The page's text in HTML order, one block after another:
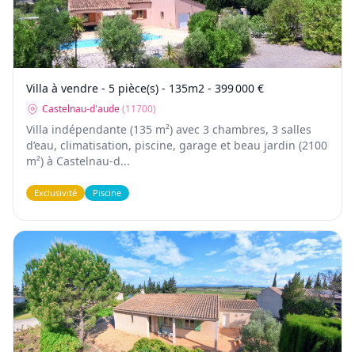
Villa à vendre - 5 pièce(s) - 135m2 - 399 000 €
Castelnau-d'aude(11700)
Villa indépendante (135 m²) avec 3 chambres, 3 salles
d’eau, climatisation, piscine, garage et beau jardin (2100
m²) à Castelnau-d...
Exclusivité Piscine